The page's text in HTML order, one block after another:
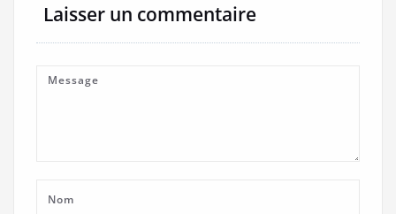
Laisser un commentaire